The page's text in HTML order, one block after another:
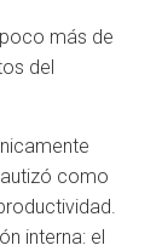
más de
del
como
interna: el